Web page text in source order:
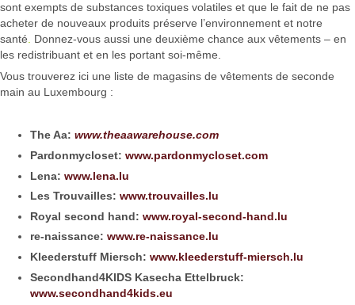
sont exempts de substances toxiques volatiles et que le fait de ne pas
acheter de nouveaux produits préserve l’environnement et notre
santé. Donnez-vous aussi une deuxième chance aux vêtements – en
les redistribuant et en les portant soi-même.
Vous trouverez ici une liste de magasins de vêtements de seconde
main au Luxembourg :
The Aa: www.theaawarehouse.com
Pardonmycloset: www.pardonmycloset.com
Lena: www.lena.lu
Les Trouvailles: www.trouvailles.lu
Royal second hand: www.royal-second-hand.lu
re-naissance: www.re-naissance.lu
Kleederstuff Miersch: www.kleederstuff-miersch.lu
Secondhand4KIDS Kasecha Ettelbruck:
www.secondhand4kids.eu